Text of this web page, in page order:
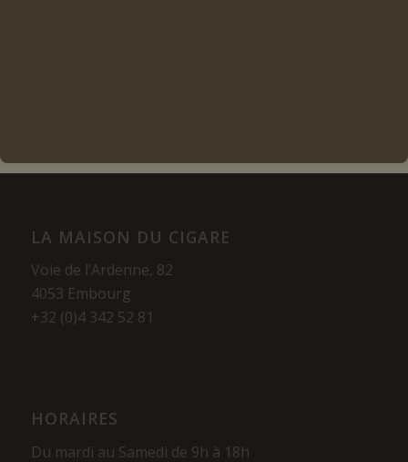
LA MAISON DU CIGARE
Voie de l’Ardenne, 82
4053 Embourg
+32 (0)4 342 52 81
HORAIRES
Du mardi au Samedi de 9h à 18h